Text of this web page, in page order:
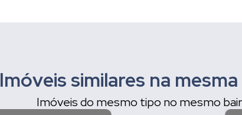
Imóveis similares na
Imóveis do mesmo tipo no mesmo